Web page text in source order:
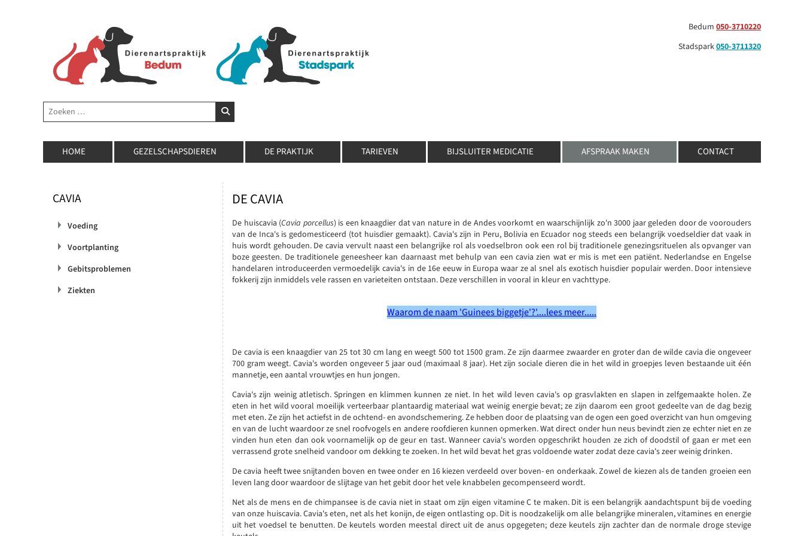
Bedum 050-3710220
Stadspark050-3711320
Zoeken ZOEKEN
HOME GEZELSCHAPSDIEREN DE PRAKTIJK TARIEVEN BIJSLUITER MEDICATIE AFSPRAAK MAKEN CONTACT
DE CAVIA
De huiscavia (Cavia porcellus) is een knaagdier dat van nature in de Andes voorkomt en waarschijnlijk zo'n 3000 jaar geleden door de voorouders
van de Inca's is gedomesticeerd (tot huisdier gemaakt). Cavia's zijn in Peru, Bolivia en Ecuador nog steeds een belangrijk voedseldier dat vaak in
huis wordt gehouden. De cavia vervult naast een belangrijke rol als voedselbron ook een rol bij traditionele genezingsrituelen als opvanger van
boze geesten. De traditionele geneesheer kan daarnaast met behulp van een cavia zien wat er mis is met een patiënt. Nederlandse en Engelse
handelaren introduceerden vermoedelijk cavia's in de 16e eeuw in Europa waar ze al snel als exotisch huisdier populair werden. Door intensieve
fokkerij zijn inmiddels vele rassen en varieteiten ontstaan. Deze verschillen in vooral in kleur en vachttype.
Waarom de naam 'Guinees biggetje'?'....lees meer.....
De cavia is een knaagdier van 25 tot 30 cm lang en weegt 500 tot 1500 gram. Ze zijn daarmee zwaarder en groter dan de wilde cavia die ongeveer
700 gram weegt. Cavia's worden ongeveer 5 jaar oud (maximaal 8 jaar). Het zijn sociale dieren die in het wild in groepjes leven bestaande uit één
mannetje, een aantal vrouwtjes en hun jongen.
Cavia's zijn weinig atletisch. Springen en klimmen kunnen ze niet. In het wild leven cavia's op grasvlakten en slapen in zelfgemaakte holen. Ze
eten in het wild vooral moeilijk verteerbaar plantaardig materiaal wat weinig energie bevat; ze zijn daarom een groot gedeelte van de dag bezig
met eten. Ze zijn het actiefst in de ochtend- en avondschemering. Ze hebben door de plaatsing van de ogen een goed overzicht van hun omgeving
en van de lucht waardoor ze snel roofvogels en andere roofdieren kunnen opmerken. Wat direct onder hun neus bevindt zien ze echter niet en ze
vinden hun eten dan ook voornamelijk op de geur en tast. Wanneer cavia's worden opgeschrikt houden ze zich of doodstil of gaan er met een
verrassend grote snelheid vandoor om dekking te zoeken. In het wild bevat het gras voldoende water zodat deze cavia's zeer weinig drinken.
De cavia heeft twee snijtanden boven en twee onder en 16 kiezen verdeeld over boven- en onderkaak. Zowel de kiezen als de tanden groeien een
leven lang door waardoor de slijtage van het gebit door het vele knabbelen gecompenseerd wordt.
Net als de mens en de chimpansee is de cavia niet in staat om zijn eigen vitamine C te maken. Dit is een belangrijk aandachtspunt bij de voeding
van onze huiscavia. Cavia's eten, net als het konijn, de eigen ontlasting op. Dit is noodzakelijk om alle belangrijke mineralen, vitamines en energie
uit het voedsel te benutten. De keutels worden meestal direct uit de anus opgegeten; deze keutels zijn zachter dan de normale droge stevige
CAVIA
Voeding
Voortplanting
Gebitsproblemen
Ziekten